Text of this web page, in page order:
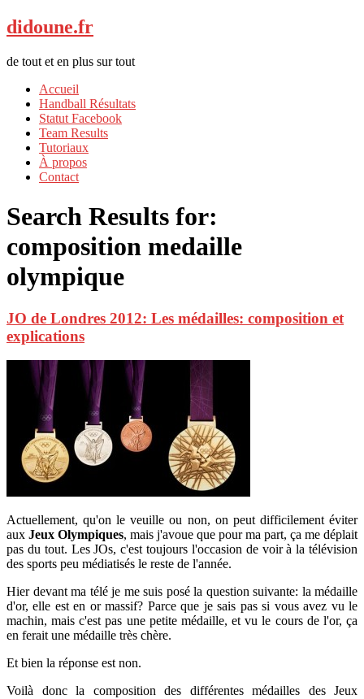
didoune.fr
de tout et en plus sur tout
Accueil
Handball Résultats
Statut Facebook
Team Results
Tutoriaux
À propos
Contact
Search Results for:
composition medaille
olympique
JO de Londres 2012: Les médailles: composition et
explications
Actuellement, qu'on le veuille ou non, on peut difficilement éviter
aux Jeux Olympiques, mais j'avoue que pour ma part, ça me déplait
pas du tout. Les JOs, c'est toujours l'occasion de voir à la télévision
des sports peu médiatisés le reste de l'année.
Hier devant ma télé je me suis posé la question suivante: la médaille
d'or, elle est en or massif? Parce que je sais pas si vous avez vu le
machin, mais c'est pas une petite médaille, et vu le cours de l'or, ça
en ferait une médaille très chère.
Et bien la réponse est non.
Voilà donc la composition des différentes médailles des Jeux